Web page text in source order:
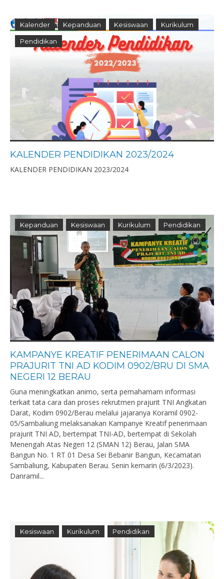
Kalender Kepanduan Kesiswaan Kurikulum
Pendidikan
KALENDER PENDIDIKAN 2023/2024
KALENDER PENDIDIKAN 2023/2024
Kepanduan Kesiswaan Kurikulum Pendidikan
KAMPANYE KREATIF PENERIMAAN CALON
PRAJURIT TNI AD KODIM 0902/BRU DI SMA
NEGERI 12 BERAU
Guna meningkatkan animo, serta pemahamam informasi
terkait tata cara dan proses rekrutmen prajurit TNI Angkatan
Darat, Kodim 0902/Berau melalui jajaranya Koramil 0902-
05/Sambaliung melaksanakan Kampanye Kreatif penerimaan
prajurit TNI AD, bertempat TNI-AD, bertempat di Sekolah
Menengah Atas Negeri 12 (SMAN 12) Berau, Jalan SMA
Bangun No. 1 RT 01 Desa Sei Bebanir Bangun, Kecamatan
Sambaliung, Kabupaten Berau. Senin kemarin (6/3/2023).
Danramil...
Kesiswaan Kurikulum Pendidikan